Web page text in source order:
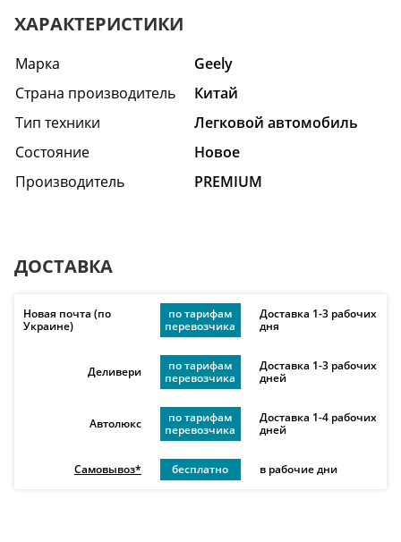
ХАРАКТЕРИСТИКИ
Марка
Geely
Страна производитель
Китай
Тип техники
Легковой автомобиль
Состояние
Hовое
Производитель
PREMIUM
ДОСТАВКА
Новая почта (по
Украине)
по тарифам
перевозчика
Доставка 1-3 рабочих
дня
Деливери
по тарифам
перевозчика
Доставка 1-3 рабочих
дней
Автолюкс
по тарифам
перевозчика
Доставка 1-4 рабочих
дней
Самовывоз* бесплатно в рабочие дни